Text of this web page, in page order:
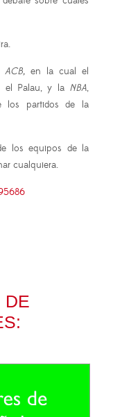
ACB,en la cual el
el Palau, y la NBA,
los partidos de la
los equipos de la
cualquiera.
DE